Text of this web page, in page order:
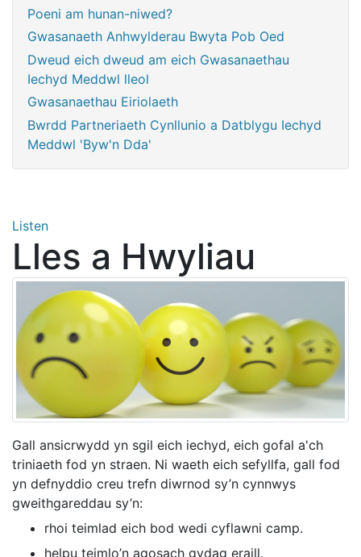
Poeni am hunan-niwed?
Gwasanaeth Anhwylderau Bwyta Pob Oed
Dweud eich dweud am eich Gwasanaethau
Iechyd Meddwl lleol
Gwasanaethau Eiriolaeth
Bwrdd Partneriaeth Cynllunio a Datblygu Iechyd
Meddwl 'Byw'n Dda'
Listen
Lles a Hwyliau
Gall ansicrwydd yn sgil eich iechyd, eich gofal a'ch
triniaeth fod yn straen. Ni waeth eich sefyllfa, gall fod
yn defnyddio creu trefn diwrnod sy’n cynnwys
gweithgareddau sy’n:
rhoi teimlad eich bod wedi cyflawni camp.
helpu teimlo’n agosach gydag eraill.